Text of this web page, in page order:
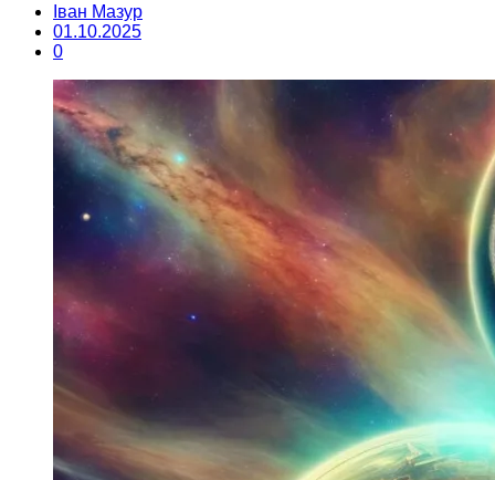
Іван Мазур
01.10.2025
0